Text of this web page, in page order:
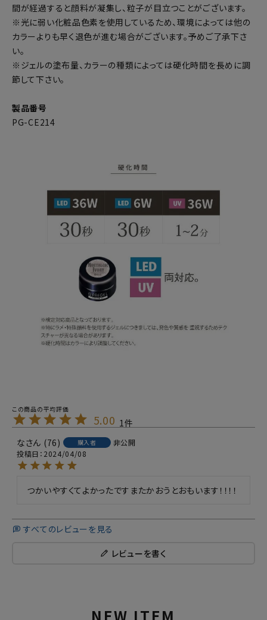
間が経過すると顔料が凝集し、粒子が目立つことがございます。
※光に弱い化粧品色素を使用しているため、環境によっては他の
カラーよりも早く退色が進む場合がございます。予めご了承下さ
い。
※ジェルの塗布量、カラーの種類によっては硬化時間を長めに調
節して下さい。
製品番号
PG-CE214
5.00 1
な
76 購入者
非公開
投稿日
2024/04/08
つかいやすくてよかったですまたかおうとおもいます！！！！
すべてのレビューを見る
レビューを書く
NEW ITEM